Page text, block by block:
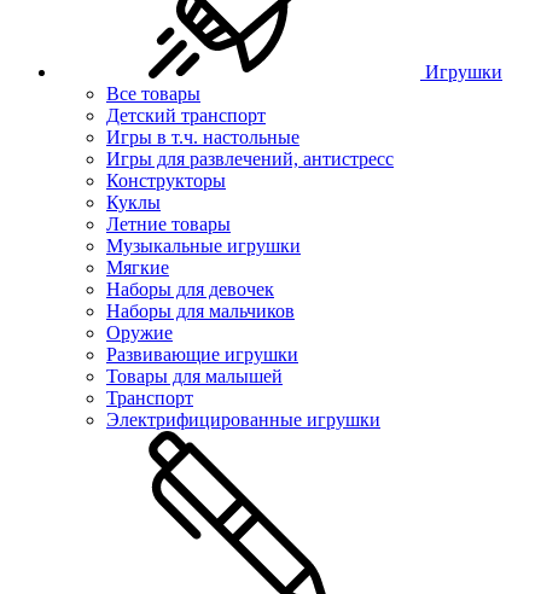
Игрушки
Все товары
Детский транспорт
Игры в т.ч. настольные
Игры для развлечений, антистресс
Конструкторы
Куклы
Летние товары
Музыкальные игрушки
Мягкие
Наборы для девочек
Наборы для мальчиков
Оружие
Развивающие игрушки
Товары для малышей
Транспорт
Электрифицированные игрушки